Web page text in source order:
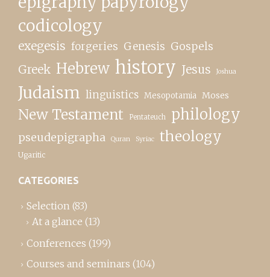
codicology
exegesis forgeries Genesis Gospels
Greek Hebrew history Jesus Joshua
Judaism linguistics Mesopotamia Moses
New Testament Pentateuch philology
pseudepigrapha Quran Syriac theology
Ugaritic
CATEGORIES
Selection (83)
At a glance (13)
Conferences (199)
Courses and seminars (104)